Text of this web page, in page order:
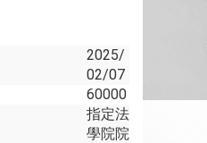
2025/
02/07
60000
指定法
學院院